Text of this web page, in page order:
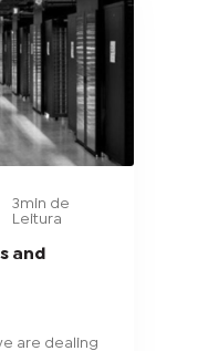
3min de
Leitura
and
are dealing